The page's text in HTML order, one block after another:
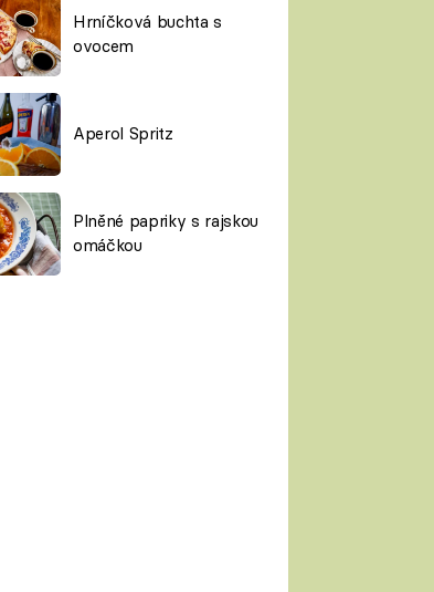
Hrníčková buchta s
ovocem
Aperol Spritz
Plněné papriky s rajskou
omáčkou